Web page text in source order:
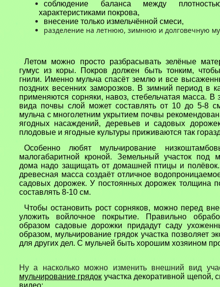
соблюдение баланса между
характеристиками покрова,
внесение только измельчённой смеси,
разделение на летнюю, зимнюю и долговечную
Летом можно просто разбрасывать зелёные
гумус из коры. Покров должен быть тонким,
гнили. Именно мульча спасёт землю и все
поздних весенних заморозков. В зимний период в
применяются сорняки, навоз, стебельчатая масса. В
вида почвы слой может составлять от 10 до 5-8
мульча с многолетним укрытием почвы
ягодных насаждений, деревьев и садовых
плодовые и ягодные культуры приживаются так
Особенно любят мульчирование
малогабаритной кроной. Земельный участок под
дома надо защищать от домашней птицы и
древесная масса создаёт отличное
садовых дорожек. У постоянных дорожек толщина
составлять 8-10 см.
Чтобы остановить рост сорняков, можно перед
уложить войлочное покрытие. Правильно
образом садовые дорожки придадут саду
образом, мульчирование грядок участка позволяет
для других дел. С мульчей быть хорошим хозяином
Ну а насколько можно изменить внешний вид
мульчирование грядок участка декоративной щепой,
видео: